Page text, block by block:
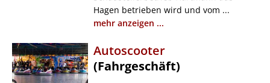
Hagen betrieben wird und vom ...
mehr anzeigen ...
Autoscooter
(Fahrgeschäft)